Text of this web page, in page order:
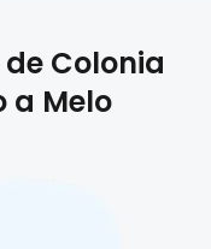
Colonia
a Melo